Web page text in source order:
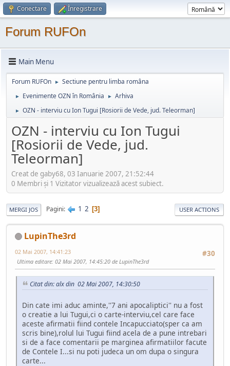
Conectare Înregistrare
Forum RUFOn
Main Menu
Forum RUFOn ► Sectiune pentru limba româna
► Evenimente OZN în România ► Arhiva
► OZN - interviu cu Ion Tugui [Rosiorii de Vede, jud. Teleorman]
OZN - interviu cu Ion Tugui
[Rosiorii de Vede, jud.
Teleorman]
Creat de gaby68, 03 Ianuarie 2007, 21:52:44
0 Membri şi 1 Vizitator vizualizează acest subiect.
MERGI JOS Pagini 1 2 3 USER ACTIONS
LupinThe3rd
#30
02 Mai 2007, 14:41:23
Ultima editare: 02 Mai 2007, 14:45:20 de LupinThe3rd
Citat din: alx din 02 Mai 2007, 14:30:50
Din cate imi aduc aminte,''7 ani apocaliptici'' nu a fost
o creatie a lui Tugui,ci o carte-interviu,cel care face
aceste afirmatii fiind contele Incapucciato(sper ca am
scris bine),rolul lui Tugui fiind acela de a pune intrebari
si de a face comentarii pe marginea afirmatiilor facute
de Contele I...si nu poti judeca un om dupa o singura
carte...